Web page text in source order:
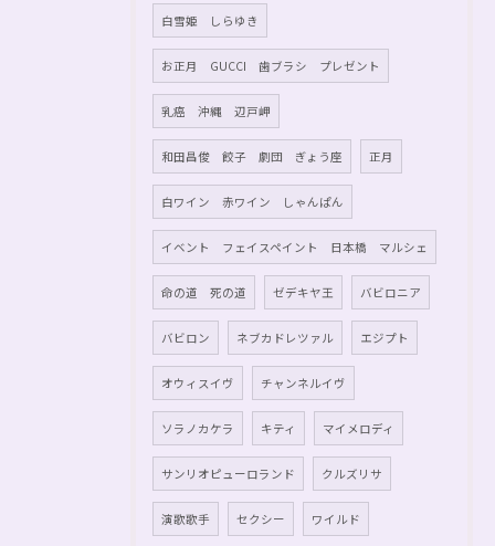
白雪姫 しらゆき
お正月 GUCCI 歯ブラシ プレゼント
乳癌 沖縄 辺戸岬
和田昌俊 餃子 劇団 ぎょう座 正月
白ワイン 赤ワイン しゃんぱん
イベント フェイスペイント 日本橋 マルシェ
命の道 死の道 ゼデキヤ王 バビロニア
バビロン ネブカドレツァル エジプト
オウィスイヴ チャンネルイヴ
ソラノカケラ キティ マイメロディ
サンリオピューロランド クルズリサ
演歌歌手 セクシー ワイルド